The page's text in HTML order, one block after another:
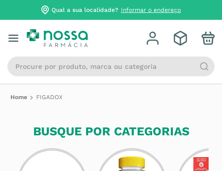
Qual a sua localidade? Informar o endereço
Procure por produto, marca ou categoria
FIGADOX
BUSQUE POR CATEGORIAS